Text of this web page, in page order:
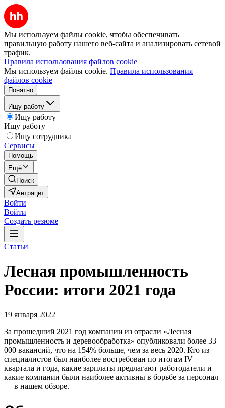
Мы используем файлы cookie, чтобы обеспечивать
правильную работу нашего веб-сайта и анализировать сетевой
трафик.
Правила использования файлов cookie
Мы используем файлы cookie. Правила использования
файлов cookie
Понятно
Ищу работу
Ищу работу
Ищу работу
Ищу сотрудника
Сервисы
Помощь
Ещё
Поиск
Антрацит
Войти
Войти
Создать резюме
Статьи
Лесная промышленность
России: итоги 2021 года
19 января 2022
За прошедший 2021 год компании из отрасли «Лесная
промышленность и деревообработка» опубликовали более 33
000 вакансий, что на 154% больше, чем за весь 2020. Кто из
специалистов был наиболее востребован по итогам IV
квартала и года, какие зарплаты предлагают работодатели и
какие компании были наиболее активны в борьбе за персонал
— в нашем обзоре.